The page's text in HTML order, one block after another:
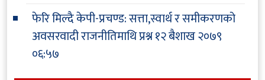
फेरि मिल्दै केपी-प्रचण्ड: सत्ता,स्वार्थ र समीकरणको
अवसरवादी राजनीतिमाथि प्रश्न१२ बैशाख २०७९
०६:५७